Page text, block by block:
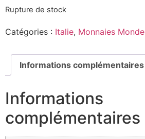
Rupture de stock
Catégories : Italie, Monnaies Monde
Informations complémentaires
Informations
complémentaires